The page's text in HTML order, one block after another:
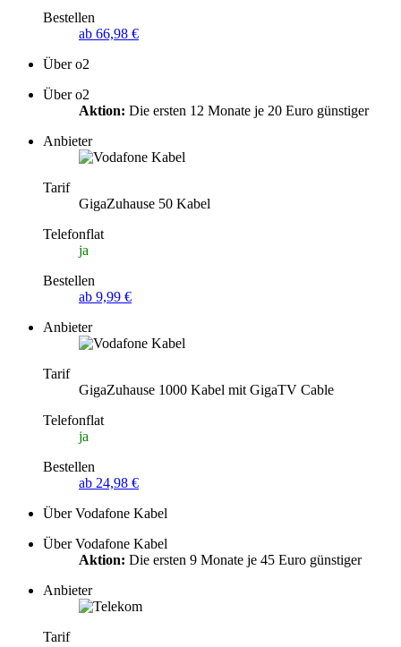
Bestellen
ab 66,98 €
Über o2
Über o2
Aktion: Die ersten 12 Monate je 20 Euro günstiger
Anbieter
Tarif
GigaZuhause 50 Kabel
Telefonflat
ja
Bestellen
ab 9,99 €
Anbieter
Tarif
GigaZuhause 1000 Kabel mit GigaTV Cable
Telefonflat
ja
Bestellen
ab 24,98 €
Über Vodafone Kabel
Über Vodafone Kabel
Aktion: Die ersten 9 Monate je 45 Euro günstiger
Anbieter
Tarif